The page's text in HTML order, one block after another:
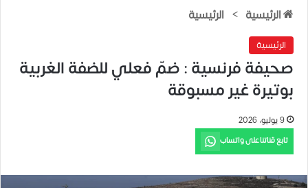
الرئيسية > الرئيسية
الرئيسية
صحيفة فرنسية : ضمّ فعلي للضفة الغربية
بوتيرة غير مسبوقة
9 يوليو، 2026
تابع قناتنا على واتساب